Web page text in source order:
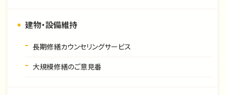
建物・設備維持
長期修繕カウンセリングサービス
大規模修繕のご意見番